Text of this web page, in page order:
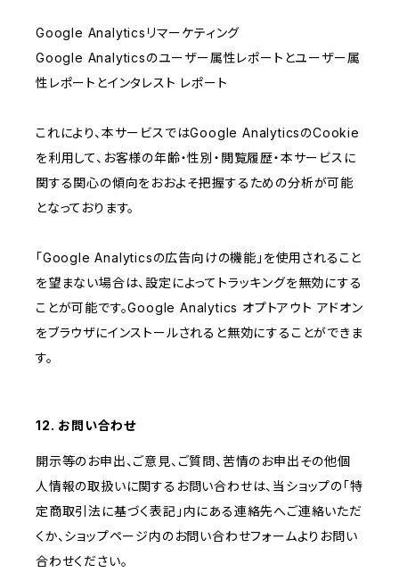
Google Analyticsリマーケティング
Google Analyticsのユーザー属性レポートとユーザー属
性レポートとインタレスト レポート
これにより、本サービスではGoogle AnalyticsのCookie
を利用して、お客様の年齢・性別・閲覧履歴・本サービスに
関する関心の傾向をおおよそ把握するための分析が可能
となっております。
「Google Analyticsの広告向けの機能」を使用されること
を望まない場合は、設定によってトラッキングを無効にする
ことが可能です。Google Analytics オプトアウト アドオン
をブラウザにインストールされると無効にすることができま
す。
12. お問い合わせ
開示等のお申出、ご意見、ご質問、苦情のお申出その他個
人情報の取扱いに関するお問い合わせは、当ショップの「特
定商取引法に基づく表記」内にある連絡先へご連絡いただ
くか、ショップページ内のお問い合わせフォームよりお問い
合わせください。